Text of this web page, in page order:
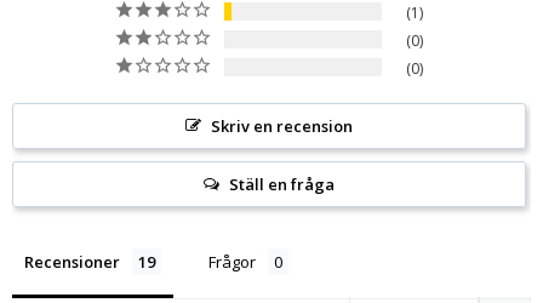
1
0
0
Skriv en recension
Ställ en fråga
Recensioner Frågor